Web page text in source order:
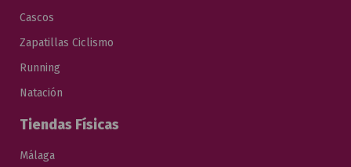
Cascos
Zapatillas Ciclismo
Running
Natación
Tiendas Físicas
Málaga